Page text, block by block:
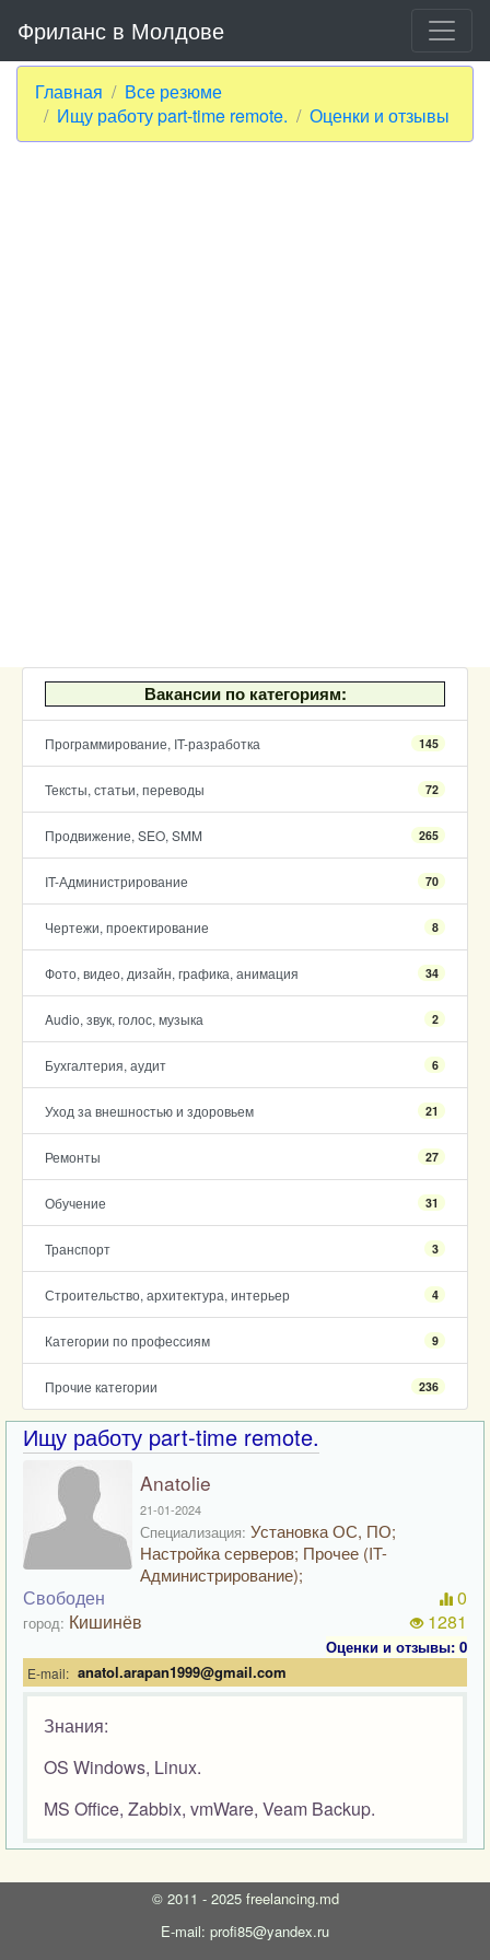
Фриланс в Молдове
Главная
Все резюме
Ищу работу part-time remote.
Оценки и отзывы
Вакансии по категориям:
Программирование, IT-разработка 145
Тексты, статьи, переводы 72
Продвижение, SEO, SMM 265
IT-Администрирование 70
Чертежи, проектирование 8
Фото, видео, дизайн, графика, анимация 34
Audio, звук, голос, музыка 2
Бухгалтерия, аудит 6
Уход за внешностью и здоровьем 21
Ремонты 27
Обучение 31
Транспорт 3
Строительство, архитектура, интерьер 4
Категории по профессиям 9
Прочие категории 236
Ищу работу part-time remote.
Anatolie
21-01-2024
Специализация: Установка ОС, ПО;
Настройка серверов; Прочее (IT-
Администрирование);
Свободен
город: Кишинёв
0
1281
Оценки и отзывы: 0
E-mail: anatol.arapan1999@gmail.com
Знания:
OS Windows, Linux.
MS Office, Zabbix, vmWare, Veam Backup.
© 2011 - 2025 freelancing.md
E-mail: profi85@yandex.ru